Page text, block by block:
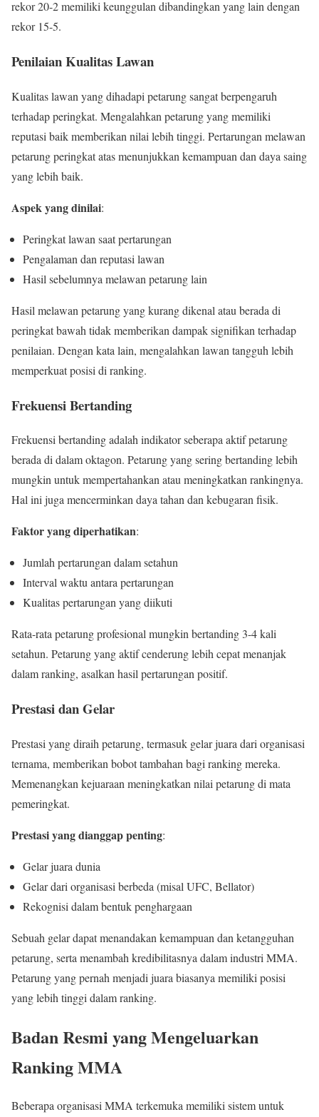
rekor 20-2 memiliki keunggulan dibandingkan yang lain dengan
rekor 15-5.
Penilaian Kualitas Lawan
Kualitas lawan yang dihadapi petarung sangat berpengaruh
terhadap peringkat. Mengalahkan petarung yang memiliki
reputasi baik memberikan nilai lebih tinggi. Pertarungan melawan
petarung peringkat atas menunjukkan kemampuan dan daya saing
yang lebih baik.
Aspek yang dinilai:
Peringkat lawan saat pertarungan
Pengalaman dan reputasi lawan
Hasil sebelumnya melawan petarung lain
Hasil melawan petarung yang kurang dikenal atau berada di
peringkat bawah tidak memberikan dampak signifikan terhadap
penilaian. Dengan kata lain, mengalahkan lawan tangguh lebih
memperkuat posisi di ranking.
Frekuensi Bertanding
Frekuensi bertanding adalah indikator seberapa aktif petarung
berada di dalam oktagon. Petarung yang sering bertanding lebih
mungkin untuk mempertahankan atau meningkatkan rankingnya.
Hal ini juga mencerminkan daya tahan dan kebugaran fisik.
Faktor yang diperhatikan:
Jumlah pertarungan dalam setahun
Interval waktu antara pertarungan
Kualitas pertarungan yang diikuti
Rata-rata petarung profesional mungkin bertanding 3-4 kali
setahun. Petarung yang aktif cenderung lebih cepat menanjak
dalam ranking, asalkan hasil pertarungan positif.
Prestasi dan Gelar
Prestasi yang diraih petarung, termasuk gelar juara dari organisasi
ternama, memberikan bobot tambahan bagi ranking mereka.
Memenangkan kejuaraan meningkatkan nilai petarung di mata
pemeringkat.
Prestasi yang dianggap penting:
Gelar juara dunia
Gelar dari organisasi berbeda (misal UFC, Bellator)
Rekognisi dalam bentuk penghargaan
Sebuah gelar dapat menandakan kemampuan dan ketangguhan
petarung, serta menambah kredibilitasnya dalam industri MMA.
Petarung yang pernah menjadi juara biasanya memiliki posisi
yang lebih tinggi dalam ranking.
Badan Resmi yang Mengeluarkan
Ranking MMA
Beberapa organisasi MMA terkemuka memiliki sistem untuk